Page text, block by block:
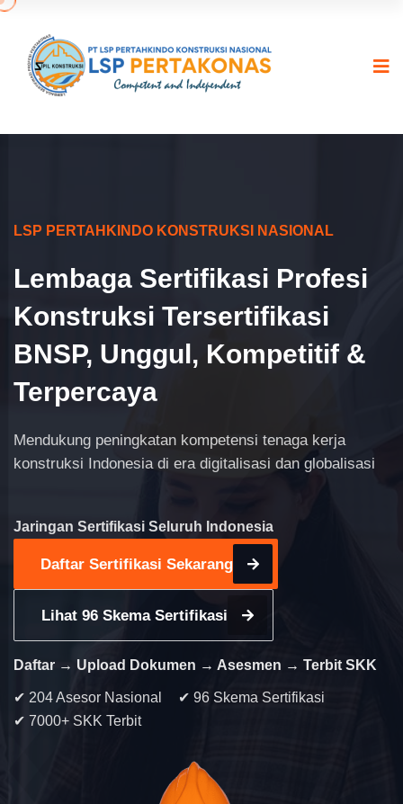
LSP PERTAHKINDO KONSTRUKSI NASIONAL
Lembaga Sertifikasi Profesi
Konstruksi Tersertifikasi
BNSP, Unggul, Kompetitif &
Terpercaya
Mendukung peningkatan kompetensi tenaga kerja
konstruksi Indonesia di era digitalisasi dan globalisasi
Jaringan Sertifikasi Seluruh Indonesia
Daftar Sertifikasi Sekarang
Lihat 96 Skema Sertifikasi
Daftar → Upload Dokumen → Asesmen → Terbit SKK
✔ 204 Asesor Nasional
✔ 96 Skema Sertifikasi
✔ 7000+ SKK Terbit